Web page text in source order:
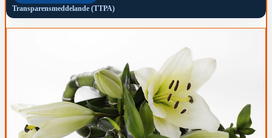
Transparensmeddelande (TTPA)